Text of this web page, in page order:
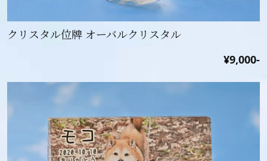
クリスタル位牌 オーバルクリスタル
¥9,000-